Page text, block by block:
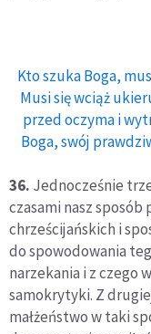
Kto szuka Boga,
Musi się wciąż
przed oczyma i
Boga, swój
36. Jednocześnie
czasami nasz
chrześcijańskich i
do spowodowania
narzekania i z czego
samokrytyki. Z
małżeństwo w taki